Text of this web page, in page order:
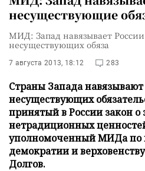
несуществующие
МИД: Запад навязывает
несуществующих обяза
7 августа 2013, 18:12 283
Страны Запада
несуществующих
принятый в России закон
нетрадиционных
уполномоченный МИДа по
демократии и
Долгов.